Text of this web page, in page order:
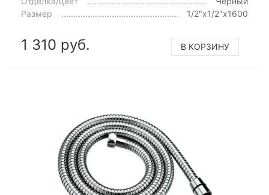
Размер
1/2"x1/2"x1600
1 310 руб. В КОРЗИНУ